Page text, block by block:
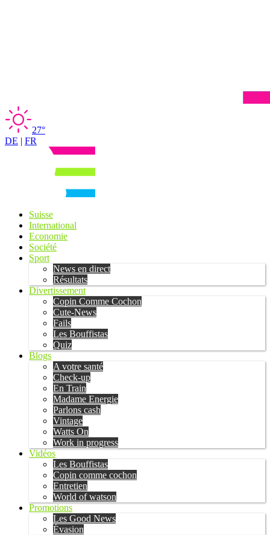
27°
DE | FR
Suisse
International
Economie
Société
Sport
News en direct
Résultats
Divertissement
Copin Comme Cochon
Cute-News
Fails
Les Bouffistas
Quiz
Blogs
A votre santé
Check-up
En Train
Madame Energie
Parlons cash
Vintage
Watts On
Work in progress
Vidéos
Les Bouffistas
Copin comme cochon
Entretien
World of watson
Promotions
Les Good News
Évasion